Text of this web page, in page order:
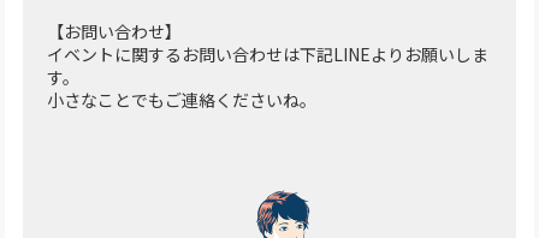
【お問い合わせ】
イベントに関するお問い合わせは下記LINEよりお願いしま
す。
小さなことでもご連絡くださいね。